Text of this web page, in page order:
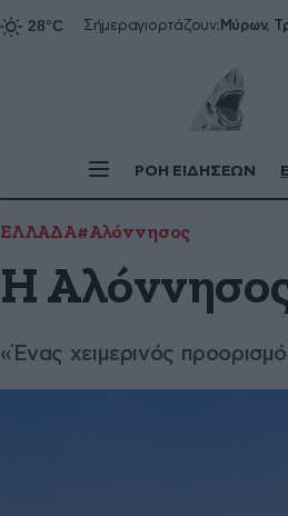
Σήμεραγιορτάζουν:
ΡΟΗ ΕΙΔΗΣΕΩΝ
ΕΛΛΑΔΑ#Αλόννησος
Η
«Ένας χειμερινός